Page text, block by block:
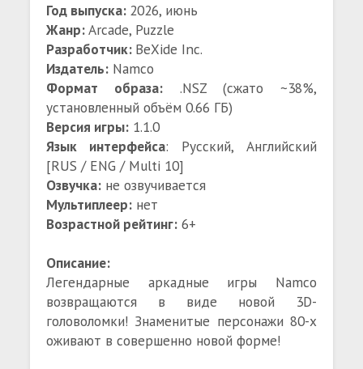
Год выпуска: 2026, июнь
Жанр:Arcade, Puzzle
Разработчик: BeXide Inc.
Издатель: Namco
Формат образа:.NSZ (сжато ~38%,
установленный объём 0.66 ГБ)
Версия игры: 1.1.0
Язык интерфейса: Русский, Английский
[RUS / ENG / Multi 10]
Озвучка: не озвучивается
Мультиплеер: нет
Возрастной рейтинг: 6+
Описание:
Легендарные аркадные игры Namco
возвращаются в виде новой 3D-
головоломки! Знаменитые персонажи 80-х
оживают в совершенно новой форме!